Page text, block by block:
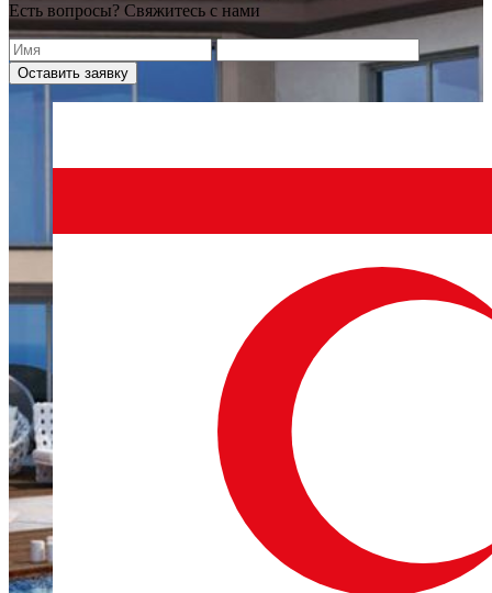
Есть вопросы? Свяжитесь с нами